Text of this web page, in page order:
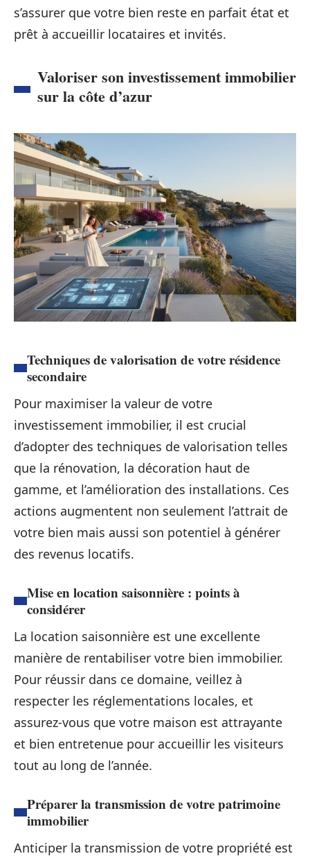
s’assurer que votre bien reste en parfait état et
prêt à accueillir locataires et invités.
Valoriser son investissement immobilier
sur la côte d’azur
Techniques de valorisation de votre résidence
secondaire
Pour maximiser la valeur de votre
investissement immobilier, il est crucial
d’adopter des techniques de valorisation telles
que la rénovation, la décoration haut de
gamme, et l’amélioration des installations. Ces
actions augmentent non seulement l’attrait de
votre bien mais aussi son potentiel à générer
des revenus locatifs.
Mise en location saisonnière : points à
considérer
La location saisonnière est une excellente
manière de rentabiliser votre bien immobilier.
Pour réussir dans ce domaine, veillez à
respecter les réglementations locales, et
assurez-vous que votre maison est attrayante
et bien entretenue pour accueillir les visiteurs
tout au long de l’année.
Préparer la transmission de votre patrimoine
immobilier
Anticiper la transmission de votre propriété est